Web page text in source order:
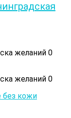
желаний 0
желаний 0